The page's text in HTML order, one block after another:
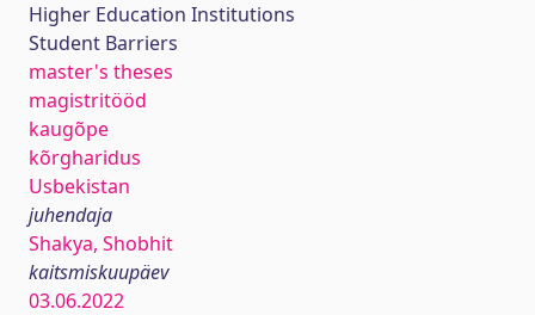
Higher Education Institutions
Student Barriers
master's theses
magistritööd
kaugõpe
kõrgharidus
Usbekistan
juhendaja
Shakya, Shobhit
kaitsmiskuupäev
03.06.2022